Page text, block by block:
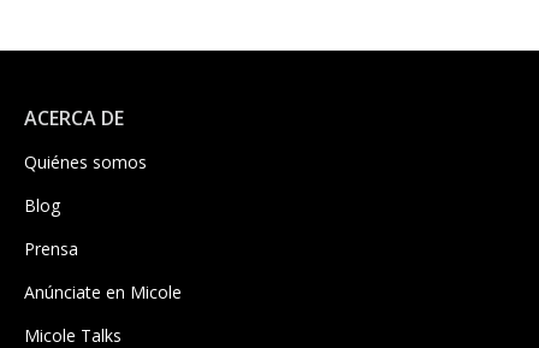
ACERCA DE
Quiénes somos
Blog
Prensa
Anúnciate en Micole
Micole Talks